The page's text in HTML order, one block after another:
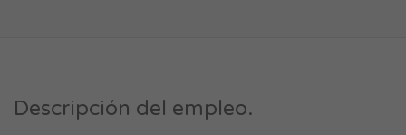
Descripción del empleo.